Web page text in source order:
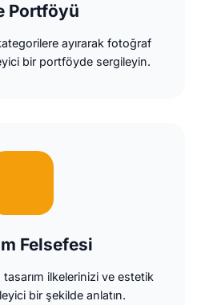
Portföyü
ayırarak fotoğraf
bir portföyde sergileyin.
Felsefesi
tasarım ilkelerinizi ve estetik
bir şekilde anlatın.